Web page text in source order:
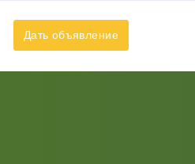
Дать объявление